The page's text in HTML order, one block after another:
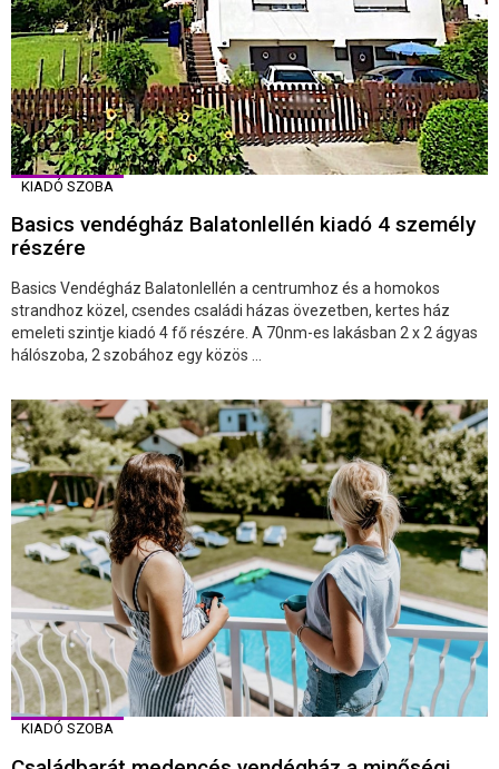
KIADÓ SZOBA
Basics vendégház Balatonlellén kiadó 4 személy
részére
Basics Vendégház Balatonlellén a centrumhoz és a homokos
strandhoz közel, csendes családi házas övezetben, kertes ház
emeleti szintje kiadó 4 fő részére. A 70nm-es lakásban 2 x 2 ágyas
hálószoba, 2 szobához egy közös ...
KIADÓ SZOBA